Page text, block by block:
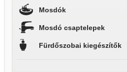
Mosdók
Mosdó csaptelepek
Fürdőszobai kiegészítők